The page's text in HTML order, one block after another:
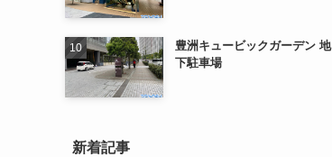
豊洲キュービックガーデン 地
下駐車場
新着記事